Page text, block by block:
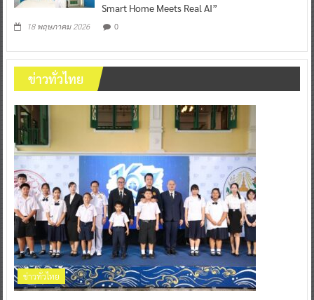
Smart Home Meets Real AI”
18 พฤษภาคม 2026 0
ข่าวทั่วไทย
ข่าวทั่วไทย